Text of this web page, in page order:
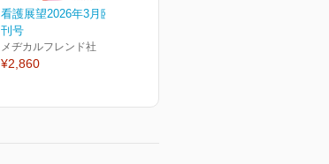
看護展望2026年3月臨時増
刊号
メヂカルフレンド社
¥2,860